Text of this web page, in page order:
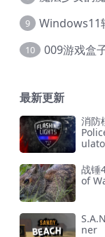
9 Windows11
10 009游戏盒
最新更新
消防
战锤
of
ner